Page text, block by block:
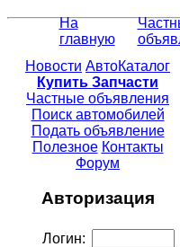
На
главную
Новости АвтоКаталог
Купить Запчасти
Частные объявления
Поиск автомобилей
Подать объявление
Полезное Контакты
Форум
Авторизация
Логин: